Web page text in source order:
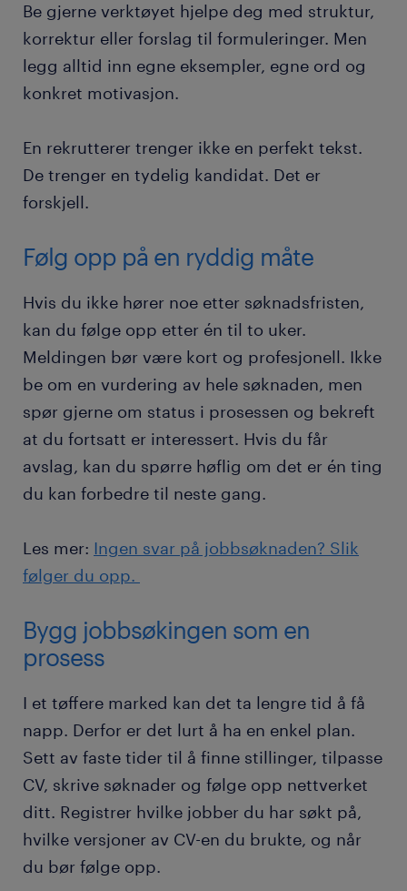
Be gjerne verktøyet hjelpe deg med struktur,
korrektur eller forslag til formuleringer. Men
legg alltid inn egne eksempler, egne ord og
konkret motivasjon.
En rekrutterer trenger ikke en perfekt tekst.
De trenger en tydelig kandidat. Det er
forskjell.
Følg opp på en ryddig måte
Hvis du ikke hører noe etter søknadsfristen,
kan du følge opp etter én til to uker.
Meldingen bør være kort og profesjonell. Ikke
be om en vurdering av hele søknaden, men
spør gjerne om status i prosessen og bekreft
at du fortsatt er interessert. Hvis du får
avslag, kan du spørre høflig om det er én ting
du kan forbedre til neste gang.
Les mer: Ingen svar på jobbsøknaden? Slik
følger du opp.
Bygg jobbsøkingen som en
prosess
I et tøffere marked kan det ta lengre tid å få
napp. Derfor er det lurt å ha en enkel plan.
Sett av faste tider til å finne stillinger, tilpasse
CV, skrive søknader og følge opp nettverket
ditt. Registrer hvilke jobber du har søkt på,
hvilke versjoner av CV-en du brukte, og når
du bør følge opp.